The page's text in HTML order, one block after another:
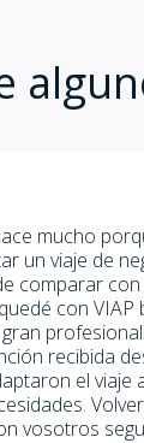
mucho
un viaje de
comparar
con VIAP
recibida
el viaje
vosotros